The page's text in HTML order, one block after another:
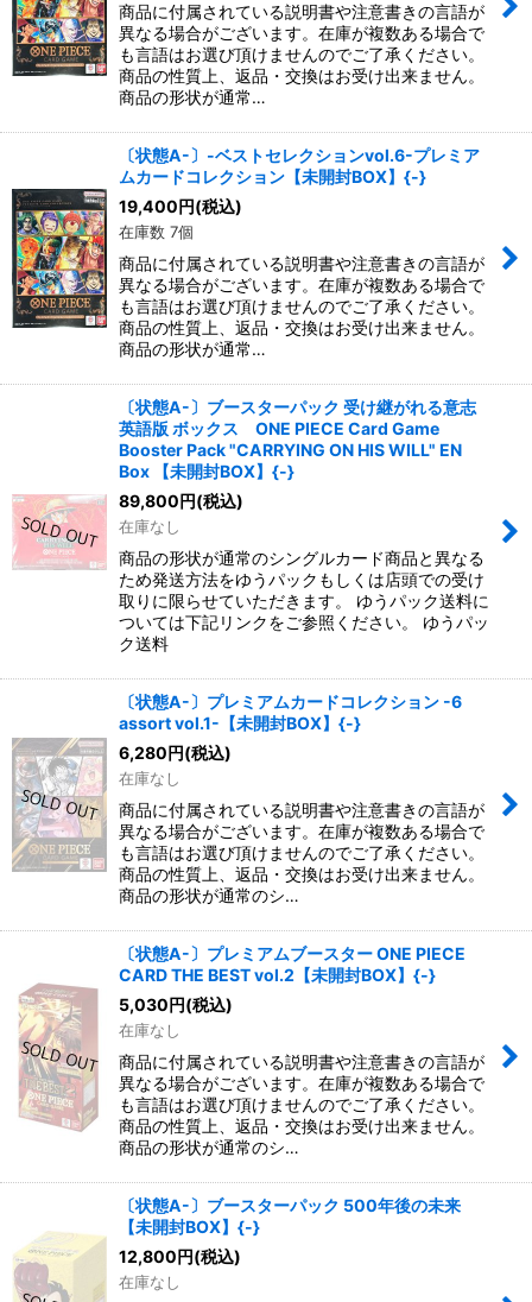
商品に付属されている説明書や注意書きの言語が
異なる場合がございます。在庫が複数ある場合で
も言語はお選び頂けませんのでご了承ください。
商品の性質上、返品・交換はお受け出来ません。
商品の形状が通常…
〔状態A-〕-ベストセレクションvol.6-プレミア
ムカードコレクション【未開封BOX】{-}
19,400円(税込)
在庫数 7個
商品に付属されている説明書や注意書きの言語が
異なる場合がございます。在庫が複数ある場合で
も言語はお選び頂けませんのでご了承ください。
商品の性質上、返品・交換はお受け出来ません。
商品の形状が通常…
〔状態A-〕ブースターパック 受け継がれる意志
英語版 ボックス ONE PIECE Card Game
Booster Pack "CARRYING ON HIS WILL" EN
Box 【未開封BOX】{-}
89,800円(税込)
在庫なし
商品の形状が通常のシングルカード商品と異なる
ため発送方法をゆうパックもしくは店頭での受け
取りに限らせていただきます。 ゆうパック送料に
ついては下記リンクをご参照ください。 ゆうパッ
ク送料
〔状態A-〕プレミアムカードコレクション -6
assort vol.1-【未開封BOX】{-}
6,280円(税込)
在庫なし
商品に付属されている説明書や注意書きの言語が
異なる場合がございます。在庫が複数ある場合で
も言語はお選び頂けませんのでご了承ください。
商品の性質上、返品・交換はお受け出来ません。
商品の形状が通常のシ…
〔状態A-〕プレミアムブースター ONE PIECE
CARD THE BEST vol.2【未開封BOX】{-}
5,030円(税込)
在庫なし
商品に付属されている説明書や注意書きの言語が
異なる場合がございます。在庫が複数ある場合で
も言語はお選び頂けませんのでご了承ください。
商品の性質上、返品・交換はお受け出来ません。
商品の形状が通常のシ…
〔状態A-〕ブースターパック 500年後の未来
【未開封BOX】{-}
12,800円(税込)
在庫なし